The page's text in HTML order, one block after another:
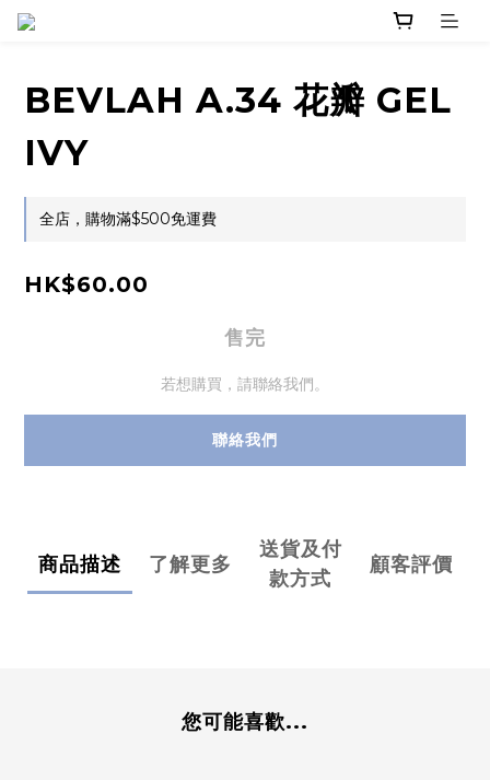
BEVLAH A.34 花瓣 GEL
IVY
全店，購物滿$500免運費
HK$60.00
售完
若想購買，請聯絡我們。
聯絡我們
商品描述 了解更多
送貨及付
款方式
顧客評價
您可能喜歡...